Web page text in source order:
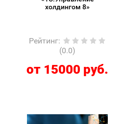
холдингом 8»
Рейтинг:
(0.0)
от 15000 руб.